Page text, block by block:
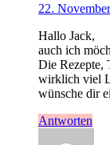
22.
Hallo Jack,
auch ich
Die Rezepte,
wirklich viel
wünsche dir
Antworten